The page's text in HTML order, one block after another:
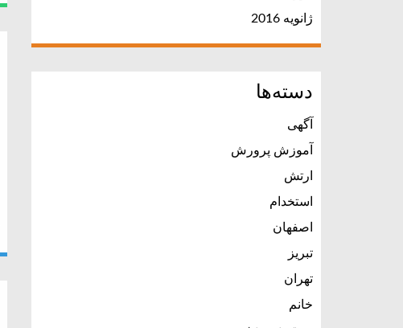
ژانویه 2016
دسته‌ها
آگهی
آموزش پرورش
ارتش
استخدام
اصفهان
تبریز
تهران
خانم